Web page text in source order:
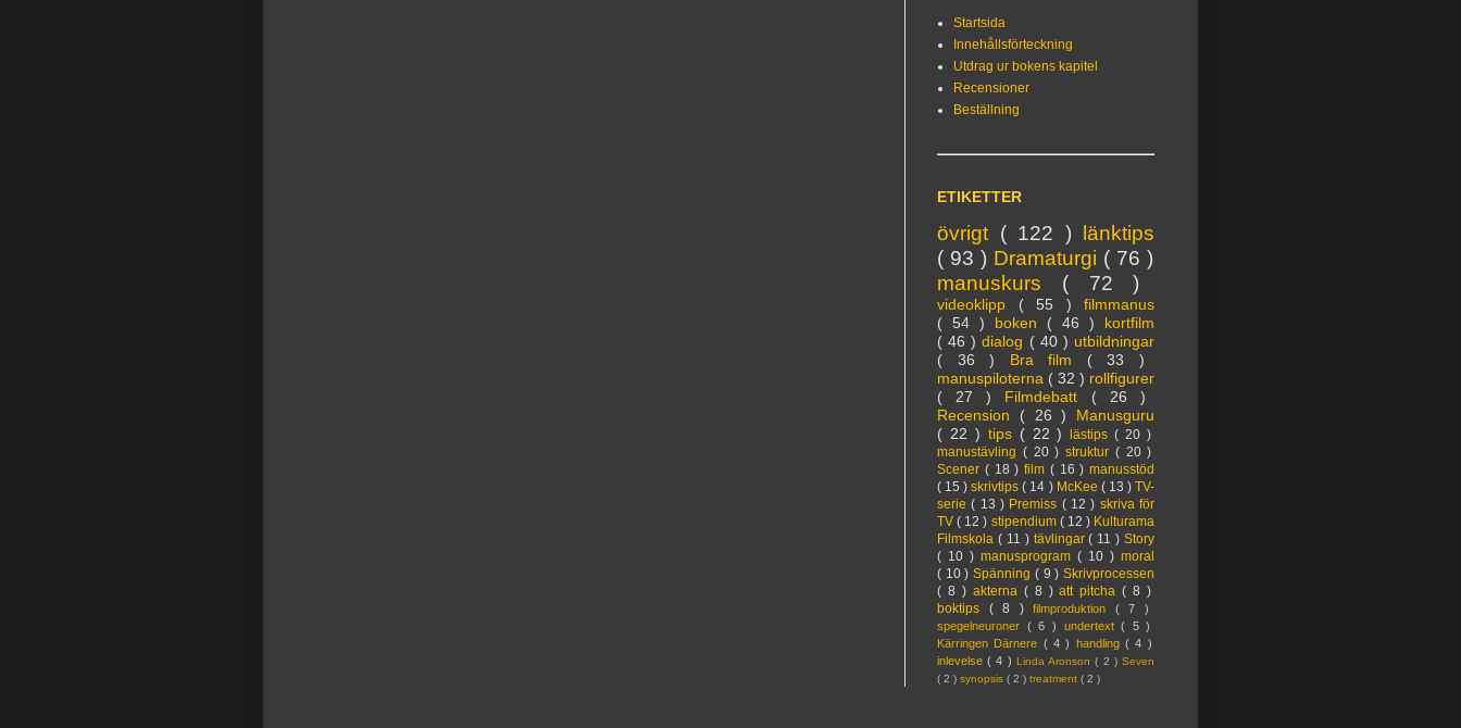
Startsida
Innehållsförteckning
Utdrag ur bokens kapitel
Recensioner
Beställning
ETIKETTER
övrigt ( 122 ) länktips
( 93 ) Dramaturgi ( 76 )
manuskurs ( 72 )
videoklipp ( 55 ) filmmanus
( 54 ) boken ( 46 ) kortfilm
( 46 )dialog ( 40 ) utbildningar
( 36 ) Bra film ( 33 )
manuspiloterna ( 32 ) rollfigurer
( 27 ) Filmdebatt ( 26 )
Recension ( 26 ) Manusguru
( 22 ) tips ( 22 )lästips( 20 )
manustävling ( 20 ) struktur ( 20 )
Scener ( 18 ) film ( 16 ) manusstöd
( 15 )skrivtips( 14 ) McKee ( 13 )TV-
serie( 13 ) Premiss ( 12 ) skriva för
TV( 12 ) stipendium ( 12 ) Kulturama
Filmskola ( 11 ) tävlingar( 11 ) Story
( 10 ) manusprogram ( 10 ) moral
( 10 )Spänning ( 9 )Skrivprocessen
( 8 ) akterna ( 8 )att pitcha( 8 )
boktips ( 8 ) filmproduktion ( 7 )
spegelneuroner ( 6 ) undertext( 5 )
Kärringen Därnere ( 4 ) handling( 4 )
inlevelse( 4 ) Linda Aronson( 2 )Seven
( 2 ) synopsis ( 2 ) treatment ( 2 )